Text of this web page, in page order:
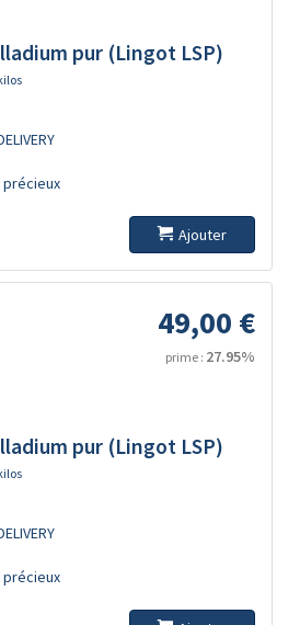
pur (Lingot LSP)
précieux
Ajouter
49,00 €
prime : 27.95%
pur (Lingot LSP)
précieux